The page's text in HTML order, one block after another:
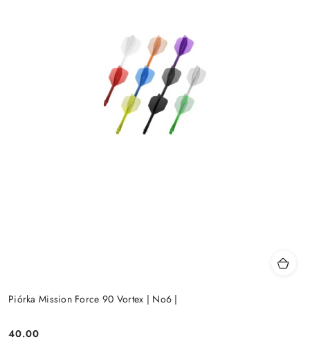
Piórka Mission Force 90 Vortex | No6 |
40.00